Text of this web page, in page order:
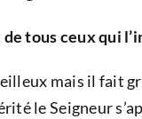
tous ceux qui
mais il fait
le Seigneur